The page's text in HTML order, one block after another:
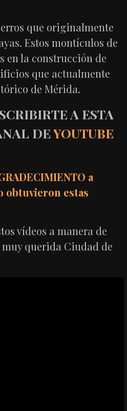
que originalmente
Estos montículos de
en la construcción de
que actualmente
de Mérida.
A ESTA
DEYOUTUBE
a
obtuvieron estas
vídeos a manera de
muy querida Ciudad de